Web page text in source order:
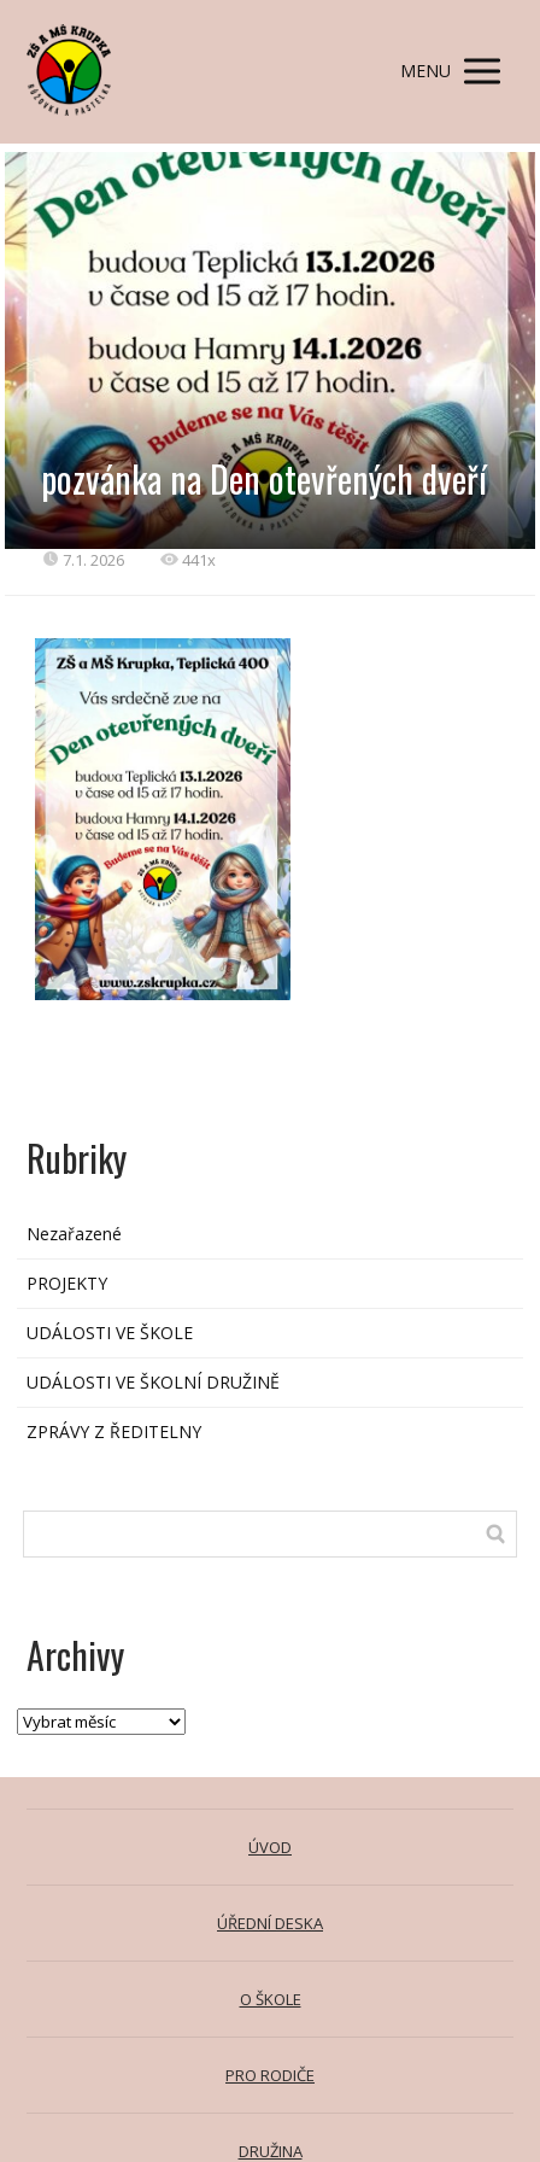
MENU
pozvánka na Den otevřených dveří
7.1. 2026 441x
Rubriky
Nezařazené
PROJEKTY
UDÁLOSTI VE ŠKOLE
UDÁLOSTI VE ŠKOLNÍ DRUŽINĚ
ZPRÁVY Z ŘEDITELNY
Archivy
ÚVOD
ÚŘEDNÍ DESKA
O ŠKOLE
PRO RODIČE
DRUŽINA